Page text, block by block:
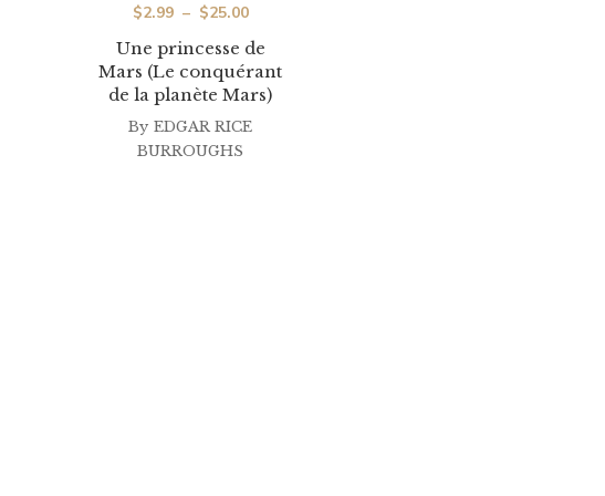
Une princesse de
Mars (Le conquérant
de la planète Mars)
$2.99 – $25.00Plage
de
prix :
$2.99
à
By EDGAR RICE
BURROUGHS